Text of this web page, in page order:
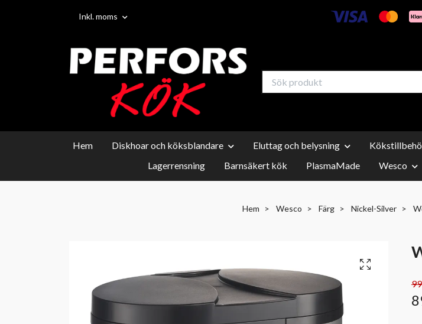
Inkl. moms
Hem Diskhoar och köksblandare Eluttag och belysning
Lagerrensning
Barnsäkert kök PlasmaMade Wesco
Hem Wesco Färg Nickel-Silver